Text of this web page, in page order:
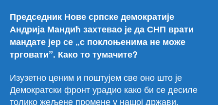
Председник Нове српске демократије
Андрија Мандић захтевао је да СНП врати
мандате јер се „с поклоњенима не може
трговати”. Како то тумачите?
Изузетно ценим и поштујем све оно што је
Демократски фронт урадио како би се десиле
толико жељене промене у нашој држави.